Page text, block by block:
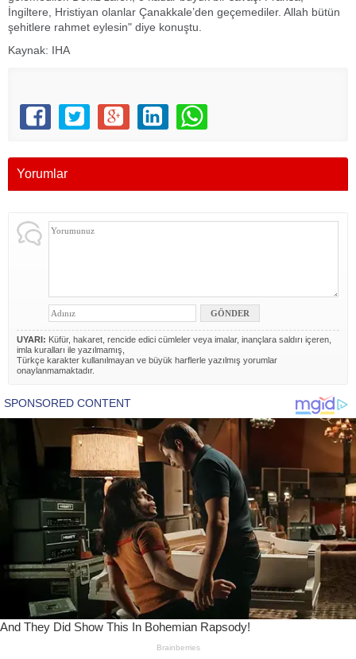
İngiltere, Hristiyan olanlar Çanakkale’den geçemediler. Allah bütün
şehitlere rahmet eylesin" diye konuştu.
Kaynak: IHA
Yorumlar
UYARI: Küfür, hakaret, rencide edici cümleler veya imalar, inançlara saldırı içeren,
imla kuralları ile yazılmamış,
Türkçe karakter kullanılmayan ve büyük harflerle yazılmış yorumlar
onaylanmamaktadır.